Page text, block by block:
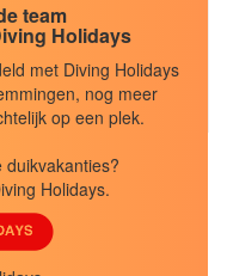
Logies &
BEKIJK
team
Holidays
met Diving Holidays
nog meer
op een plek.
duikvakanties?
Holidays.